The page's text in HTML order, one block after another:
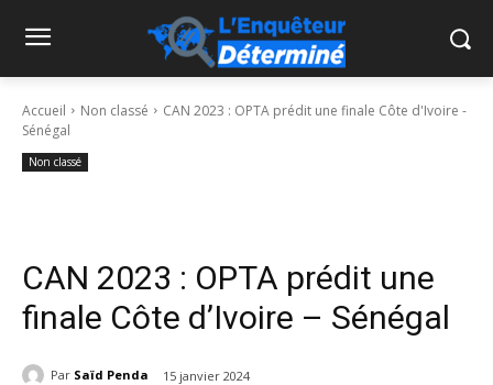
Accueil Non classé
CAN 2023 : OPTA prédit une finale Côte d'Ivoire -
Sénégal
Non classé
CAN 2023 : OPTA prédit une
finale Côte d’Ivoire – Sénégal
Par Saïd Penda 15 janvier 2024